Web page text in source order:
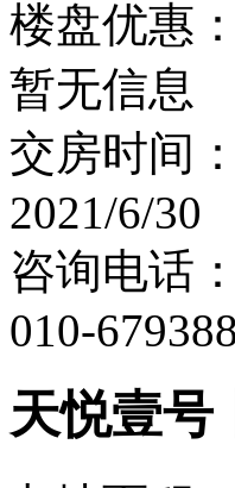
楼盘优惠：
暂无信息
交房时间：
2021/6/30
咨询电话：
010-
天悦壹号